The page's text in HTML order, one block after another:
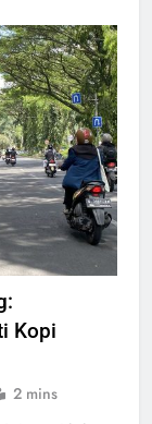
Kopi
2 mins